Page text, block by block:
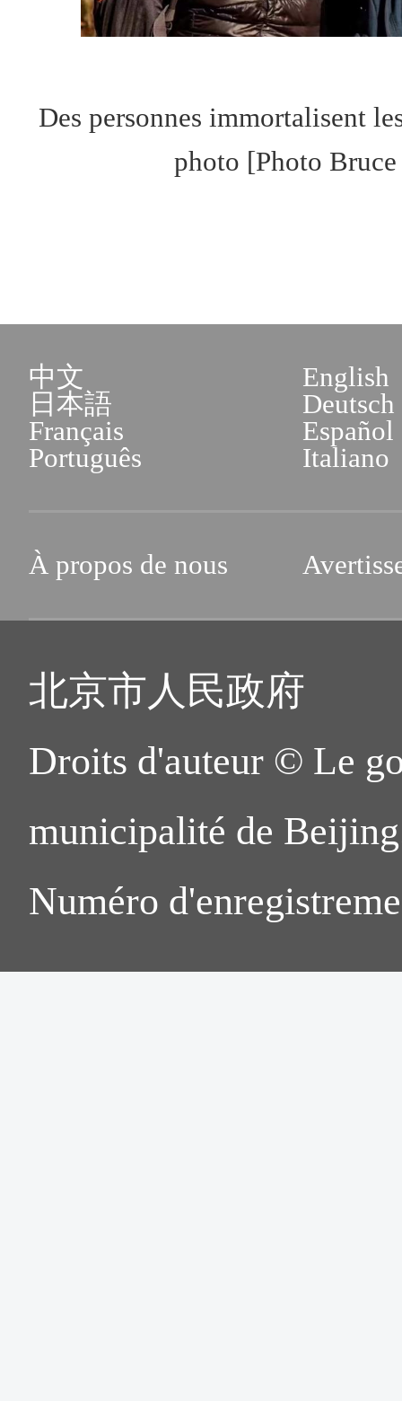
Des personnes immortalisent
photo [Photo
中文
English
日本語
Deutsch
Français
Español
Português
Italiano
À propos de nous
北京市人民政府
Droits d'auteur © Le
municipalité de
Numéro